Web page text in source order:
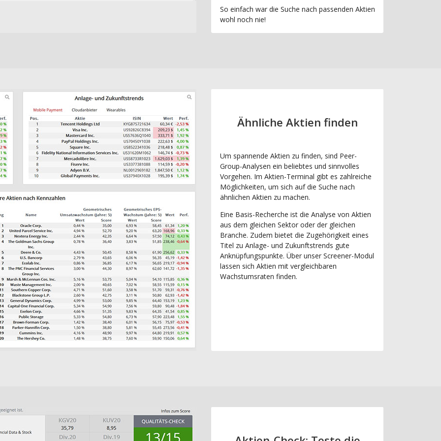
So einfach war die Suche nach passenden Aktien
wohl noch nie!
Ähnliche Aktien finden
Um spannende Aktien zu finden, sind Peer-
Group-Analysen ein beliebtes und sinnvolles
Vorgehen. Im Aktien-Terminal gibt es zahlreiche
Möglichkeiten, um sich auf die Suche nach
ähnlichen Aktien zu machen.
Eine Basis-Recherche ist die Analyse von Aktien
aus dem gleichen Sektor oder der gleichen
Branche. Zudem bietet die Zugehörigkeit eines
Titel zu Anlage- und Zukunftstrends gute
Anknüpfungspunkte. Über unser Screener-Modul
lassen sich Aktien mit vergleichbaren
Wachstumsraten finden.